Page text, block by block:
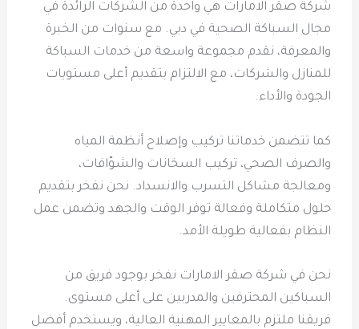
شركة صقر الامارات هي واحدة من الشركات الرائدة في
مجال السباكة الصحية في دبي. مع سنوات من الخبرة
والمعرفة، نقدم مجموعة واسعة من خدمات السباكة
للمنازل والشركات، مع الالتزام بتقديم أعلى مستويات
الجودة والأداء.
كما تتضمن خدماتنا تركيب وإصلاح أنظمة المياه
والصرف الصحي، تركيب السخانات والشوّافات،
ومعالجة مشاكل التسرب والانسداد. نحن نفخر بتقديم
حلول متكاملة وفعالة توفر الوقت والجهد وتضمن عمل
النظام بفعالية طويلة الأمد.
نحن في شركة صقر الامارات نفخر بوجود فريق من
السباكين المحترفين والمدربين على أعلى مستوى.
فريقنا ملتزم بالمعايير المهنية العالية، ويستخدم أفضل